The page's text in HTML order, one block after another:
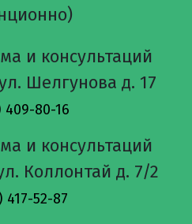
и консультаций
Шелгунова д. 17
409-80-16
и консультаций
Коллонтай д. 7/2
417-52-87